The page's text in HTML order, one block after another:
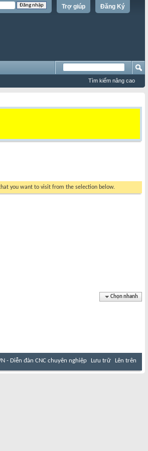
Đăng Ký
Trợ giúp
Tìm kiếm nâng cao
you want to visit from the selection below.
Chọn nhanh
- Diễn đàn CNC chuyên nghiệp Lưu trữ Lên trên